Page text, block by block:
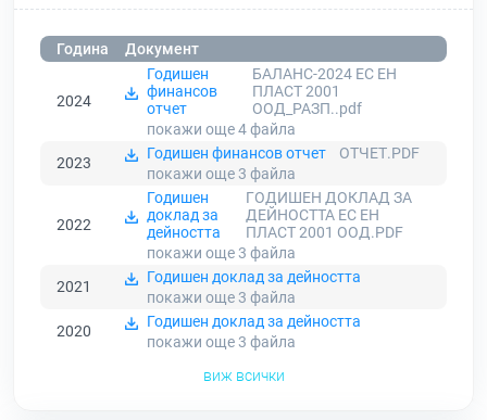
Година Документ
2024
Годишен
финансов
отчет
БАЛАНС-2024 ЕС ЕН
ПЛАСТ 2001
ООД_РАЗП..pdf
покажи още 4файла
2023
Годишен финансов отчет
ОТЧЕТ.PDF
покажи още 3 файла
2022
Годишен
доклад за
дейността
ГОДИШЕН ДОКЛАД ЗА
ДЕЙНОСТТА ЕС ЕН
ПЛАСТ 2001 ООД.PDF
покажи още 3 файла
2021
Годишен доклад за дейността
покажи още 3 файла
2020
Годишен доклад за дейността
покажи още 3 файла
виж всички